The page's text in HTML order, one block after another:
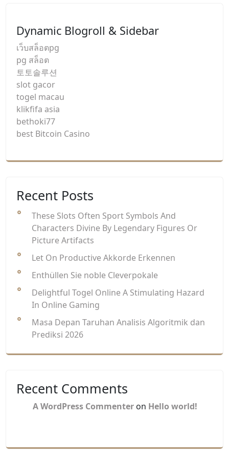
Dynamic Blogroll & Sidebar
เว็บสล็อตpg
pg สล็อต
토토솔루션
slot gacor
togel macau
klikfifa asia
bethoki77
best Bitcoin Casino
Recent Posts
These Slots Often Sport Symbols And
Characters Divine By Legendary Figures Or
Picture Artifacts
Let On Productive Akkorde Erkennen
Enthüllen Sie noble Cleverpokale
Delightful Togel Online A Stimulating Hazard
In Online Gaming
Masa Depan Taruhan Analisis Algoritmik dan
Prediksi 2026
Recent Comments
A WordPress Commenter on Hello world!